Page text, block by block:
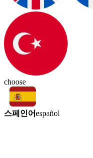
choose
스페인어español